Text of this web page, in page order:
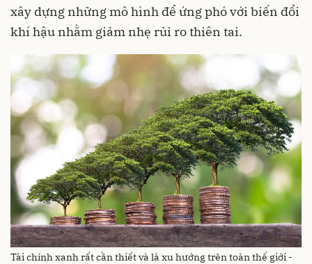
xây dựng những mô hình để ứng phó với biến đổi
khí hậu nhằm giảm nhẹ rủi ro thiên tai.
Tài chính xanh rất cần thiết và là xu hướng trên toàn thế giới -